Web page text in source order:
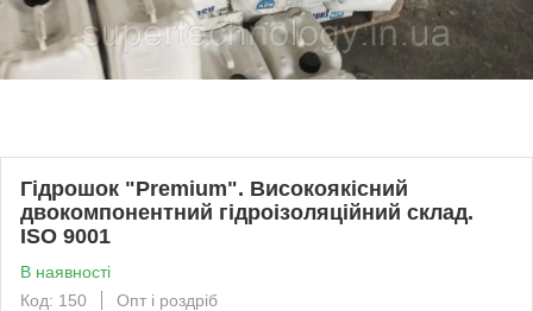
Гідрошок "Premium". Високоякісний
двокомпонентний гідроізоляційний склад.
ISO 9001
В наявності
Код: 150
Опт і роздріб